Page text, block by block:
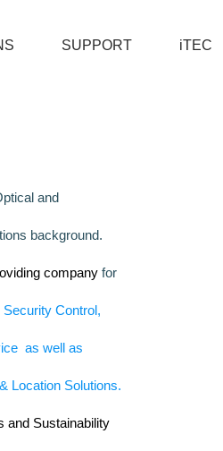
SUPPORT iTEC
and
background.
company for
Control,
as well as
Location Solutions.
and Sustainability